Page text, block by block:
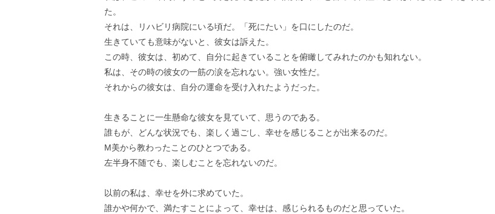
た。
それは、リハビリ病院にいる頃だ。「死にたい」を口にしたのだ。
生きていても意味がないと、彼女は訴えた。
この時、彼女は、初めて、自分に起きていることを俯瞰してみれたのかも知れない。
私は、その時の彼女の一筋の涙を忘れない。強い女性だ。
それからの彼女は、自分の運命を受け入れたようだった。
生きることに一生懸命な彼女を見ていて、思うのである。
誰もが、どんな状況でも、楽しく過ごし、幸せを感じることが出来るのだ。
M美から教わったことのひとつである。
左半身不随でも、楽しむことを忘れないのだ。
以前の私は、幸せを外に求めていた。
誰かや何かで、満たすことによって、幸せは、感じられるものだと思っていた。